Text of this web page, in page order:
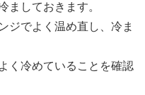
ましておきます。
でよく温め直し、冷ま
く冷めていることを確認